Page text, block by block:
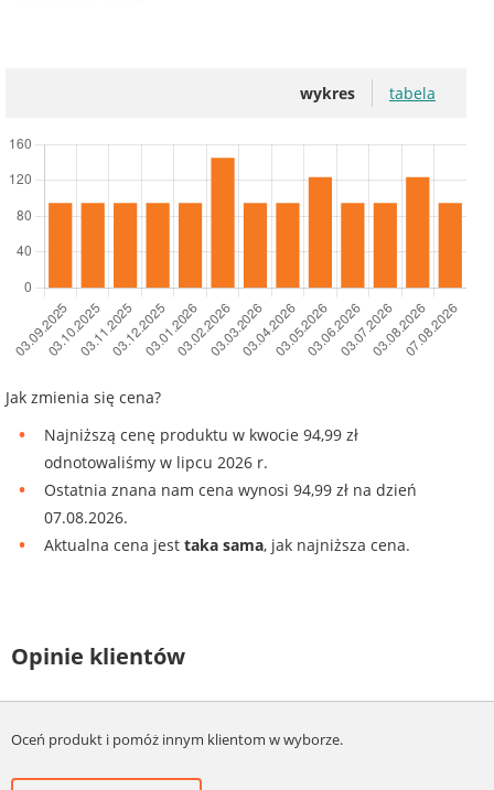
wykres tabela
Jak zmienia się cena?
Najniższą cenę produktu w kwocie 94,99 zł
odnotowaliśmy w lipcu 2026 r.
Ostatnia znana nam cena wynosi 94,99 zł na dzień
07.08.2026.
Aktualna cena jest taka sama, jak najniższa cena.
Opinie klientów
Oceń produkt i pomóż innym klientom w wyborze.